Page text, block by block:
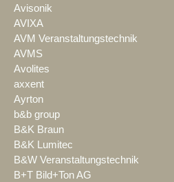
Avisonik
AVIXA
AVM Veranstaltungstechnik
AVMS
Avolites
axxent
Ayrton
b&b group
B&K Braun
B&K Lumitec
B&W Veranstaltungstechnik
B+T Bild+Ton AG